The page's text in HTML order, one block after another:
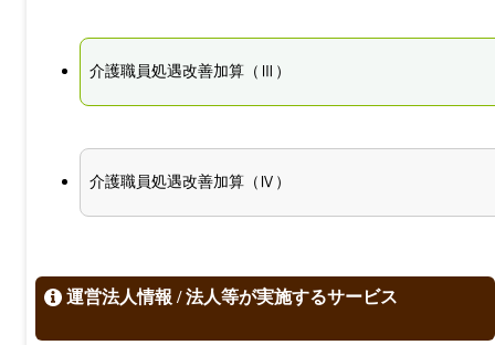
介護職員処遇改善加算（Ⅲ）
介護職員処遇改善加算（Ⅳ）
運営法人情報 / 法人等が実施するサービス